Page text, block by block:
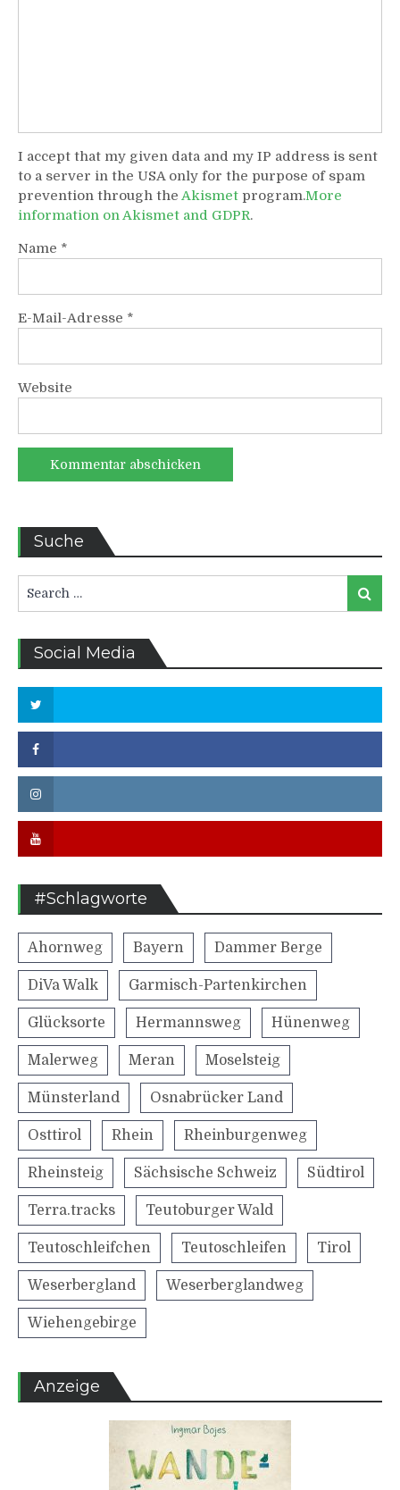
I accept that my given data and my IP address is sent
to a server in the USA only for the purpose of spam
prevention through the Akismet program.More
information on Akismet and GDPR.
Name *
E-Mail-Adresse *
Website
Suche
for:
Search
Social Media
#Schlagworte
Ahornweg Bayern Dammer Berge
DiVa Walk Garmisch-Partenkirchen
Glücksorte Hermannsweg Hünenweg
Malerweg Meran Moselsteig
Münsterland Osnabrücker Land
Osttirol Rhein Rheinburgenweg
Rheinsteig Sächsische Schweiz Südtirol
Terra.tracks Teutoburger Wald
Teutoschleifchen Teutoschleifen Tirol
Weserbergland Weserberglandweg
Wiehengebirge
Anzeige